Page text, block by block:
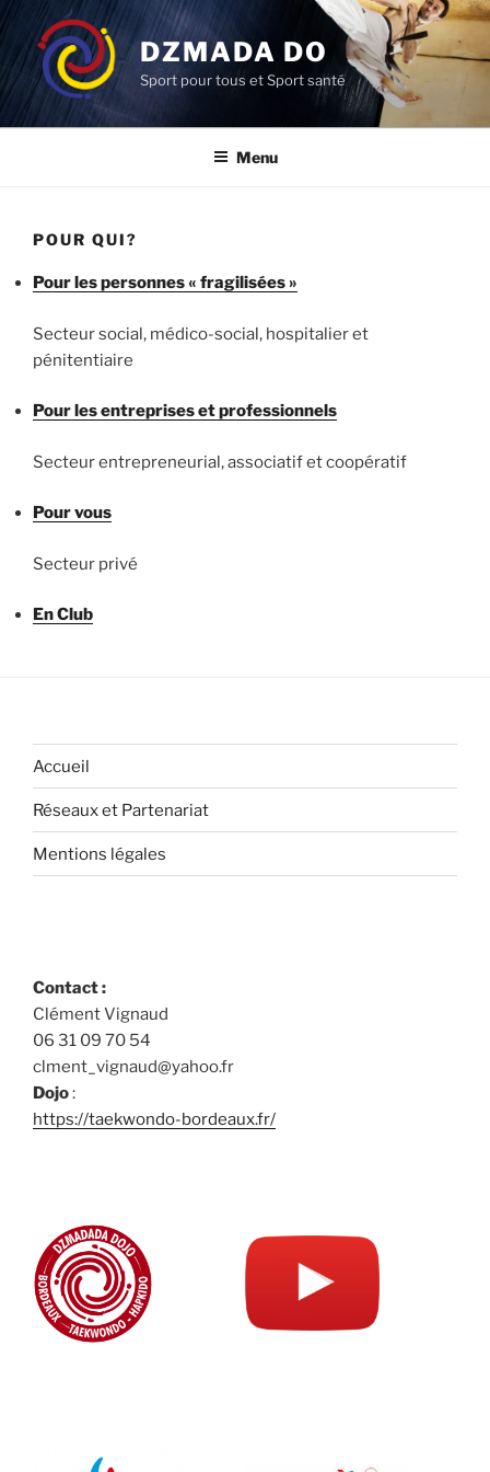
Aller
au
contenu
principal
DZMADA DO
Sport pour tous et Sport santé
Menu
POUR QUI?
Pour les personnes « fragilisées »
Secteur social, médico-social, hospitalier et
pénitentiaire
Pour les entreprises et professionnels
Secteur entrepreneurial, associatif et coopératif
Pour vous
Secteur privé
En Club
Accueil
Réseaux et Partenariat
Mentions légales
Contact :
Clément Vignaud
06 31 09 70 54
clment_vignaud@yahoo.fr
Dojo:
https://taekwondo-bordeaux.fr/